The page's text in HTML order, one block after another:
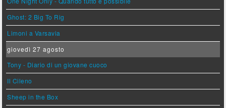
Ghost: 2 Big To Rig
Limoni a Varsavia
giovedì 27 agosto
Tony - Diario di un giovane cuoco
Il Cileno
Sheep in the Box